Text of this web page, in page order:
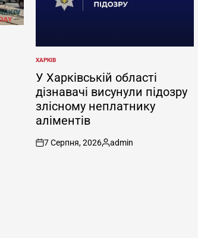
ОПУБЛІКУВАТИ
У
ХАРКІВ
У Харківській області
дізнавачі висунули підозру
злісному неплатнику
аліментів
on
7 Серпня, 2026
Опубліковано
admin